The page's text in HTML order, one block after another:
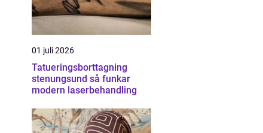
01 juli 2026
Tatueringsborttagning
stenungsund så funkar
modern laserbehandling